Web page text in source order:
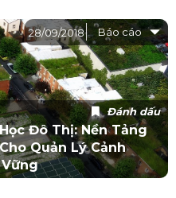
Đánh dấu
Đô Thị: Nền Tảng
Quản Lý Cảnh
Vững
28/09/2018 Báo cáo